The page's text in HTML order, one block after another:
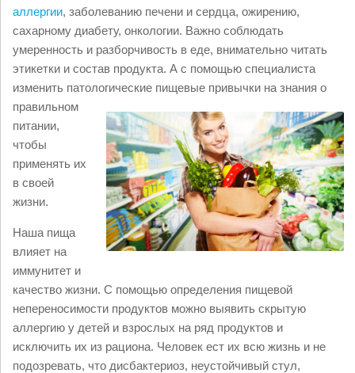
аллергии, заболеванию печени и сердца, ожирению,
сахарному диабету, онкологии. Важно соблюдать
умеренность и разборчивость в еде, внимательно читать
этикетки и состав продукта. А с помощью специалиста
изменить патологические пищевые привычки на знания о
правильном
питании,
чтобы
применять их
в своей
жизни.
Наша пища
влияет на
иммунитет и
качество жизни. С помощью определения пищевой
непереносимости продуктов можно выявить скрытую
аллергию у детей и взрослых на ряд продуктов и
исключить их из рациона. Человек ест их всю жизнь и не
подозревать, что дисбактериоз, неустойчивый стул,